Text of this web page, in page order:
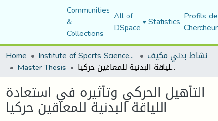
Communities
&
Collections
All of
DSpace Statistics Profils
Home
Institute of Sports Sciences and Techniques نشاط بدني مكيف
Master Thesis التأهيل الحركي وتأثيره في استعادة اللياقة البدنية للمعاقين حركيا
التأهيل الحركي وتأثيره في استعادة
اللياقة البدنية للمعاقين حركيا